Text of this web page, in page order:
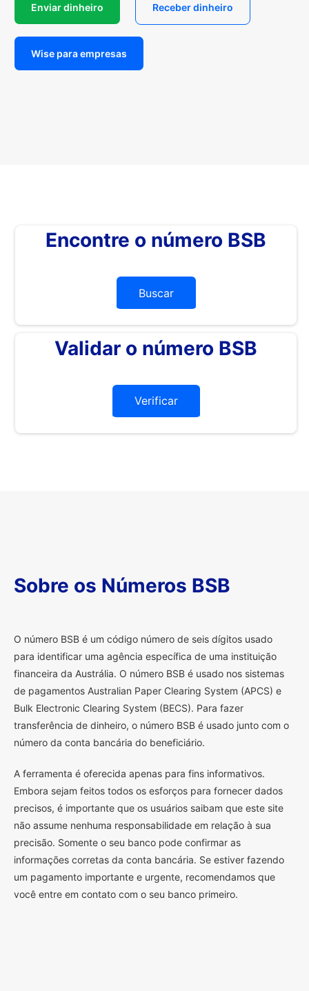
Enviar dinheiro Receber dinheiro
Wise para empresas
Encontre o número BSB
Buscar
Validar o número BSB
Verificar
Sobre os Números BSB
O número BSB é um código número de seis dígitos usado
para identificar uma agência específica de uma instituição
financeira da Austrália. O número BSB é usado nos sistemas
de pagamentos Australian Paper Clearing System (APCS) e
Bulk Electronic Clearing System (BECS). Para fazer
transferência de dinheiro, o número BSB é usado junto com o
número da conta bancária do beneficiário.
A ferramenta é oferecida apenas para fins informativos.
Embora sejam feitos todos os esforços para fornecer dados
precisos, é importante que os usuários saibam que este site
não assume nenhuma responsabilidade em relação à sua
precisão. Somente o seu banco pode confirmar as
informações corretas da conta bancária. Se estiver fazendo
um pagamento importante e urgente, recomendamos que
você entre em contato com o seu banco primeiro.